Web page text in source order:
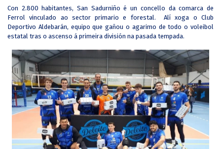
Con 2.800 habitantes, San Sadurniño é un concello da comarca de
Ferrol vinculado ao sector primario e forestal. Alí xoga o Club
Deportivo Aldebarán, equipo que gañou o agarimo de todo o voleibol
estatal tras o ascenso á primeira división na pasada tempada.